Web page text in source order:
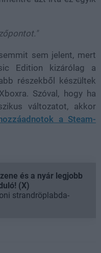
sem jelent, mert
Edition kizárólag a
részekből készültek
Szóval, hogy ha
változatot, akkor
a Steam-
és a nyár legjobb
(X)
strandröplabda-